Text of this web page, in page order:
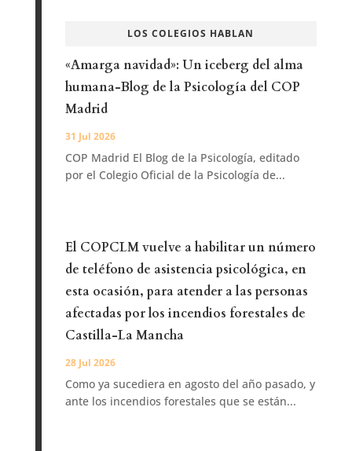
LOS COLEGIOS HABLAN
«Amarga navidad»: Un iceberg del alma
humana-Blog de la Psicología del COP
Madrid
31 Jul 2026
COP Madrid El Blog de la Psicología, editado
por el Colegio Oficial de la Psicología de...
El COPCLM vuelve a habilitar un número
de teléfono de asistencia psicológica, en
esta ocasión, para atender a las personas
afectadas por los incendios forestales de
Castilla-La Mancha
28 Jul 2026
Como ya sucediera en agosto del año pasado, y
ante los incendios forestales que se están...